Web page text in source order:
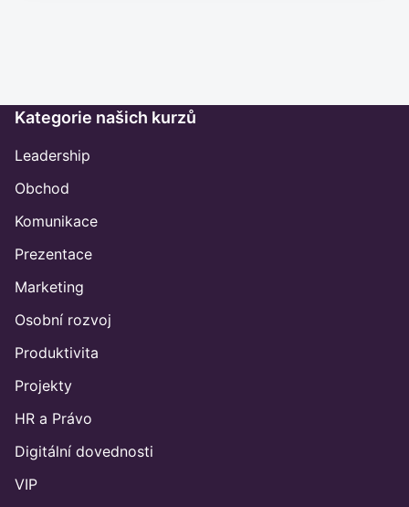
Kategorie našich kurzů
Leadership
Obchod
Komunikace
Prezentace
Marketing
Osobní rozvoj
Produktivita
Projekty
HR a Právo
Digitální dovednosti
VIP